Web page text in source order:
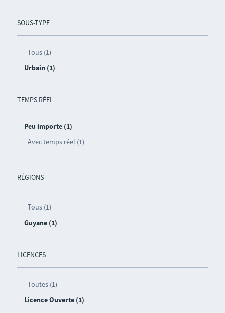
SOUS-TYPE
Tous (1)
Urbain (1)
TEMPS RÉEL
Peu importe (1)
Avec temps réel (1)
RÉGIONS
Tous (1)
Guyane (1)
LICENCES
Toutes (1)
Licence Ouverte (1)